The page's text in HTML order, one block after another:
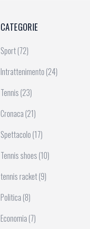
CATEGORIE
Sport(72)
Intrattenimento (24)
Tennis (23)
Cronaca (21)
Spettacolo (17)
Tennis shoes (10)
tennis racket(9)
Politica (8)
Economia (7)